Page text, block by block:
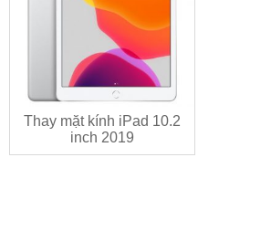
Thay mặt kính iPad 10.2
inch 2019